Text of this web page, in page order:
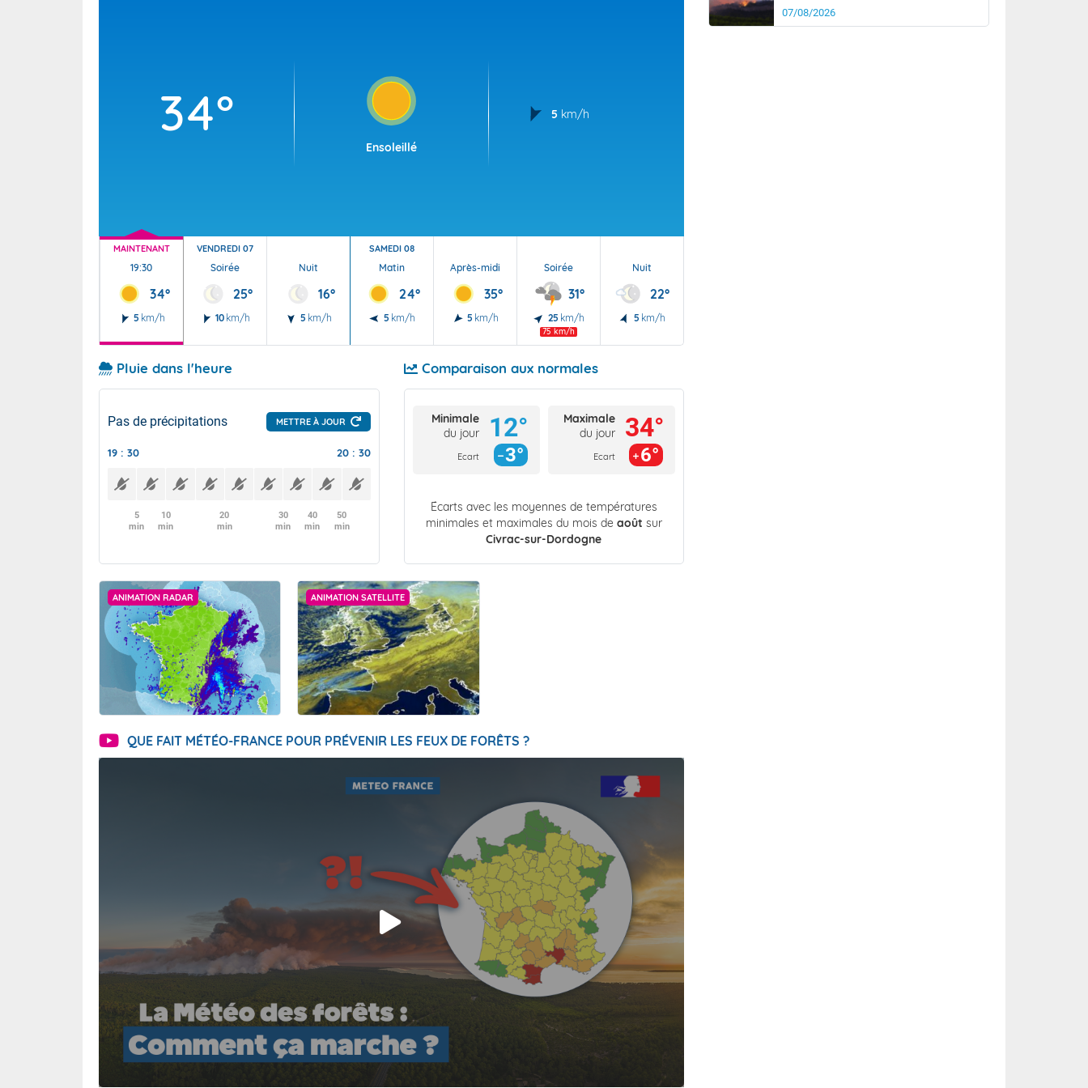
34°
Ensoleillé
5 km/h
MAINTENANT
19:30
34°
5 km/h
VENDREDI 07
Soirée
25°
10 km/h
Nuit
16°
5 km/h
SAMEDI 08
Matin
24°
5 km/h
Après-midi
35°
5 km/h
Soirée
31°
25 km/h
75 km/h
Nuit
22°
5 km/h
Pluie dans l'heure
Pas de précipitations METTRE À JOUR
19 : 30 20 : 30
5
min
10
min
20
min
30
min
40
min
50
min
Comparaison aux normales
Minimale
du jour
Ecart
12°
3°
Maximale
du jour
Ecart
34°
6°
Écarts avec les moyennes de températures
minimales et maximales du mois de août sur
Civrac-sur-Dordogne
ANIMATION RADAR ANIMATION SATELLITE
QUE FAIT MÉTÉO-FRANCE POUR PRÉVENIR LES FEUX DE FORÊTS ?
07/08/2026